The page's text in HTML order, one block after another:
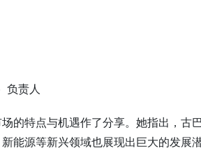
负责人
的特点与机遇作了分享。她指出，古
能源等新兴领域也展现出巨大的发展